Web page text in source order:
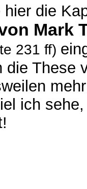
hier die
Mark
231 ff)
die These
ich